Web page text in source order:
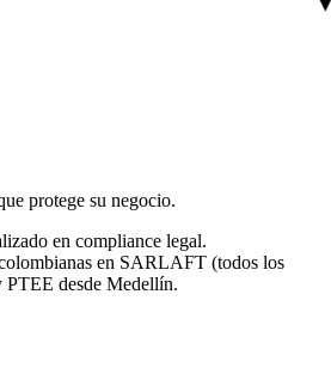
protege su negocio.
en compliance legal.
en SARLAFT (todos los
desde Medellín.